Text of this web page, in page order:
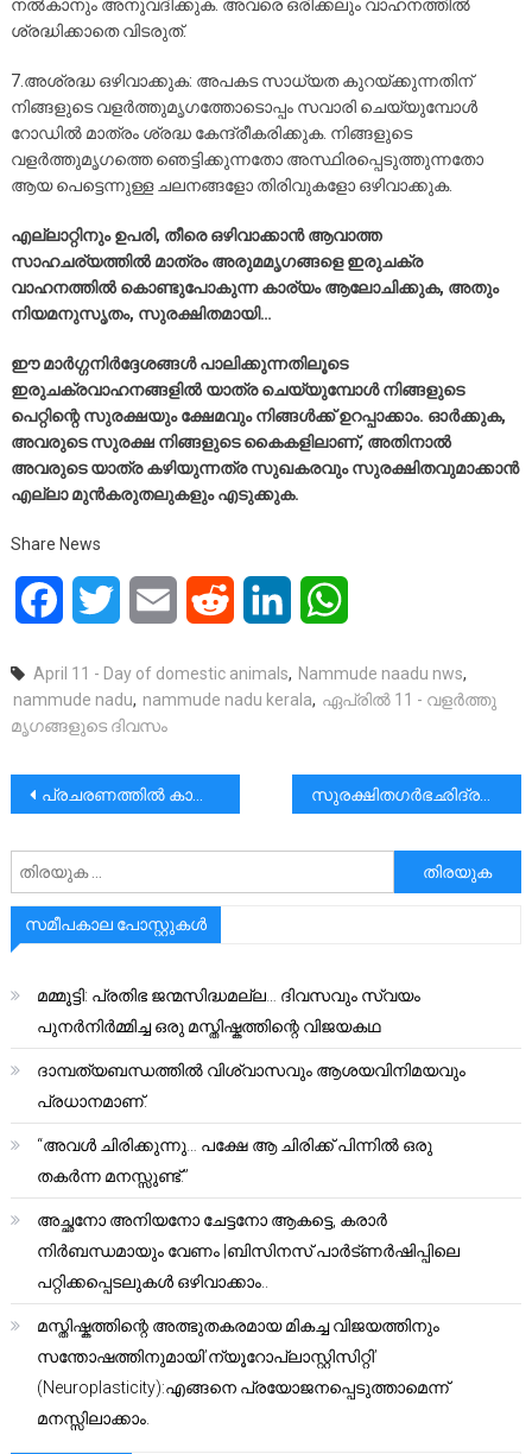
നൽകാനും അനുവദിക്കുക. അവരെ ഒരിക്കലും വാഹനത്തിൽ
ശ്രദ്ധിക്കാതെ വിടരുത്.
7.അശ്രദ്ധ ഒഴിവാക്കുക: അപകട സാധ്യത കുറയ്ക്കുന്നതിന്
നിങ്ങളുടെ വളർത്തുമൃഗത്തോടൊപ്പം സവാരി ചെയ്യുമ്പോൾ
റോഡിൽ മാത്രം ശ്രദ്ധ കേന്ദ്രീകരിക്കുക. നിങ്ങളുടെ
വളർത്തുമൃഗത്തെ ഞെട്ടിക്കുന്നതോ അസ്ഥിരപ്പെടുത്തുന്നതോ
ആയ പെട്ടെന്നുള്ള ചലനങ്ങളോ തിരിവുകളോ ഒഴിവാക്കുക.
എല്ലാറ്റിനും ഉപരി, തീരെ ഒഴിവാക്കാൻ ആവാത്ത
സാഹചര്യത്തിൽ മാത്രം അരുമമൃഗങ്ങളെ ഇരുചക്ര
വാഹനത്തിൽ കൊണ്ടുപോകുന്ന കാര്യം ആലോചിക്കുക, അതും
നിയമനുസൃതം, സുരക്ഷിതമായി…
ഈ മാർഗ്ഗനിർദ്ദേശങ്ങൾ പാലിക്കുന്നതിലൂടെ
ഇരുചക്രവാഹനങ്ങളിൽ യാത്ര ചെയ്യുമ്പോൾ നിങ്ങളുടെ
പെറ്റിന്റെ സുരക്ഷയും ക്ഷേമവും നിങ്ങൾക്ക് ഉറപ്പാക്കാം. ഓർക്കുക,
അവരുടെ സുരക്ഷ നിങ്ങളുടെ കൈകളിലാണ്, അതിനാൽ
അവരുടെ യാത്ര കഴിയുന്നത്ര സുഖകരവും സുരക്ഷിതവുമാക്കാൻ
എല്ലാ മുൻകരുതലുകളും എടുക്കുക.
Share News
FacebookTwitter Email Reddit LinkedIn
April 11 - Day of domestic animals, Nammude naadu nws,
nammude nadu, nammude nadu kerala, ഏപ്രിൽ 11 - വളർത്തു
മൃഗങ്ങളുടെ ദിവസം
പോസ്റ്റുകളിലൂടെ
പ്രചരണത്തിൽ കാലോചിതമായ മാറ്റങ്ങൾ ഉണ്ടാക്കാൻ ആര് മുൻകൈ എടുക്കും? സുരക്ഷിതഗർഭഛിദ്രത്തിനുള്ള പ്രാപ്യത സർക്കാർ പ്രചാരണം ഒഴിവാക്കണം:പ്രൊ ലൈഫ്
അനേഷിക്കുക
സമീപകാല പോസ്റ്റുകൾ
മമ്മൂട്ടി: പ്രതിഭ ജന്മസിദ്ധമല്ല… ദിവസവും സ്വയം
പുനർനിർമ്മിച്ച ഒരു മസ്തിഷ്കത്തിന്റെ വിജയകഥ
ദാമ്പത്യബന്ധത്തിൽ വിശ്വാസവും ആശയവിനിമയവും
പ്രധാനമാണ്.
“അവൾ ചിരിക്കുന്നു… പക്ഷേ ആ ചിരിക്ക് പിന്നിൽ ഒരു
തകർന്ന മനസ്സുണ്ട്.”
അച്ഛനോ അനിയനോ ചേട്ടനോ ആകട്ടെ, കരാർ
നിർബന്ധമായും വേണം |ബിസിനസ് പാർട്ണർഷിപ്പിലെ
പറ്റിക്കപ്പെടലുകൾ ഒഴിവാക്കാം..
മസ്തിഷ്കത്തിന്റെ അത്ഭുതകരമായ മികച്ച വിജയത്തിനും
സന്തോഷത്തിനുമായി’ന്യൂറോപ്ലാസ്റ്റിസിറ്റി’
(Neuroplasticity):എങ്ങനെ പ്രയോജനപ്പെടുത്താമെന്ന്
മനസ്സിലാക്കാം.